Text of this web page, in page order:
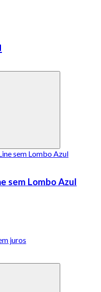
sem Lombo Azul
juros